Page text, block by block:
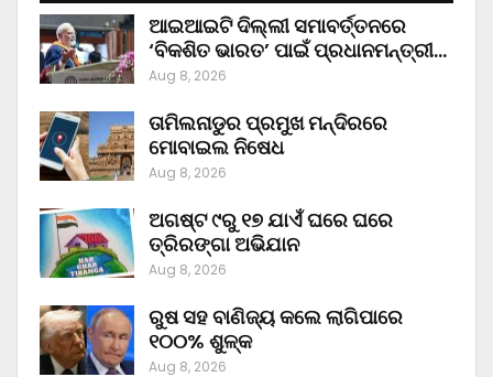
ଆଇଆଇଟି ଦିଲ୍ଲୀ ସମାବର୍ତ୍ତନରେ
‘ବିକଶିତ ଭାରତ’ ପାଇଁ ପ୍ରଧାନମନ୍ତ୍ରୀ…
Aug 8, 2026
ତାମିଲନାଡୁର ପ୍ରମୁଖ ମନ୍ଦିରରେ
ମୋବାଇଲ ନିଷେଧ
Aug 8, 2026
ଅଗଷ୍ଟ ୯ରୁ ୧୭ ଯାଏଁ ଘରେ ଘରେ
ତ୍ରିରଙ୍ଗା ଅଭିଯାନ
Aug 8, 2026
ରୁଷ ସହ ବାଣିଜ୍ୟ କଲେ ଲାଗିପାରେ
୧୦୦% ଶୁଳ୍କ
Aug 8, 2026